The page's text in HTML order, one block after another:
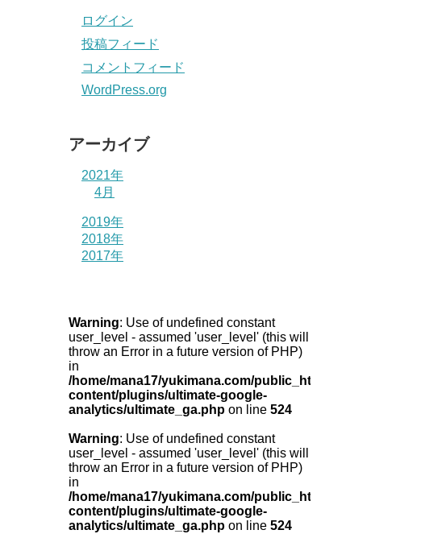
ログイン
投稿フィード
コメントフィード
WordPress.org
アーカイブ
2021年
4月
2019年
2018年
2017年
Warning: Use of undefined constant
user_level - assumed 'user_level' (this will
throw an Error in a future version of PHP)
in
/home/mana17/yukimana.com/public_html/wp-
content/plugins/ultimate-google-
analytics/ultimate_ga.php on line 524
Warning: Use of undefined constant
user_level - assumed 'user_level' (this will
throw an Error in a future version of PHP)
in
/home/mana17/yukimana.com/public_html/wp-
content/plugins/ultimate-google-
analytics/ultimate_ga.php on line 524